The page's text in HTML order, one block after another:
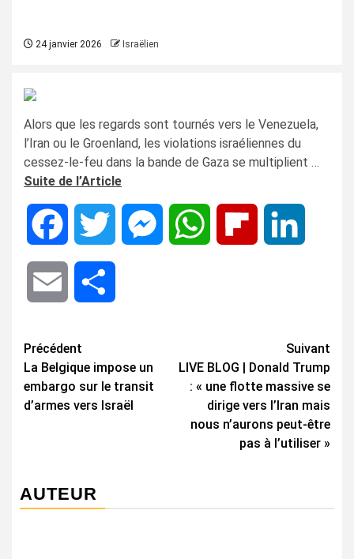
24 janvier 2026 Israëlien
Alors que les regards sont tournés vers le Venezuela,
l’Iran ou le Groenland, les violations israéliennes du
cessez-le-feu dans la bande de Gaza se multiplient …
Suite de l’Article
Facebook Twitter MessengerWhatsApp Flipboard
Email
Navigation
d’article
Précédent
La Belgique impose un
embargo sur le transit
d’armes vers Israël
Suivant
LIVE BLOG | Donald Trump
: « une flotte massive se
dirige vers l’Iran mais
nous n’aurons peut-être
pas à l’utiliser »
AUTEUR